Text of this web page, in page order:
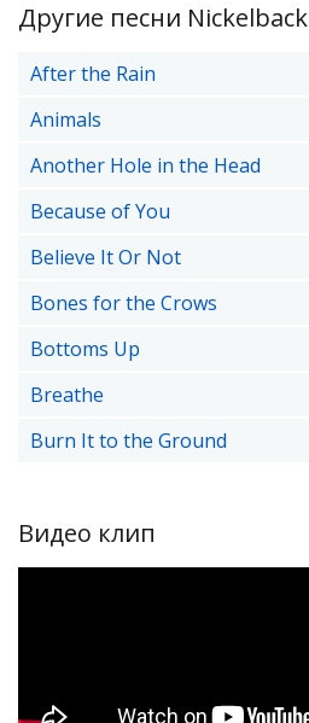
Другие песни Nickelback
After the Rain
Animals
Another Hole in the Head
Because of You
Believe It Or Not
Bones for the Crows
Bottoms Up
Breathe
Burn It to the Ground
Видео клип